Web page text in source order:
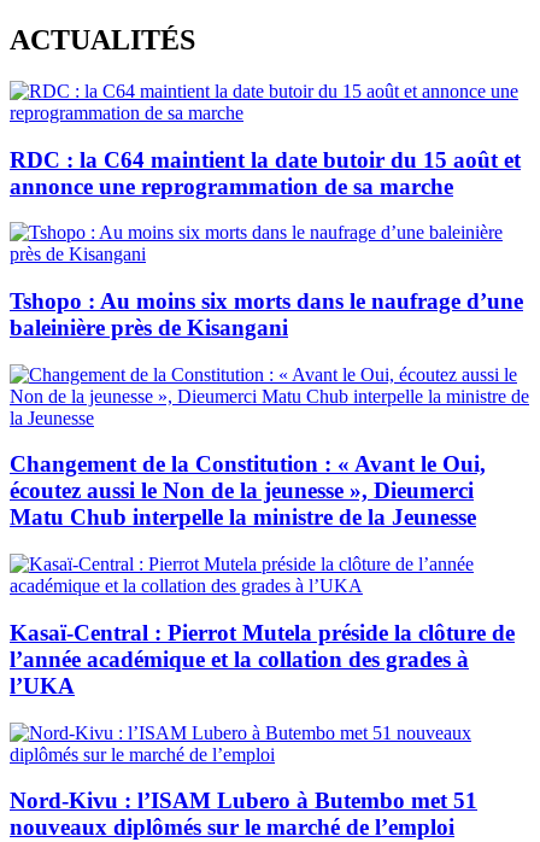
Skip
to
content
ACTUALITÉS
RDC : la C64 maintient la date butoir du 15 août et
annonce une reprogrammation de sa marche
Tshopo : Au moins six morts dans le naufrage d’une
baleinière près de Kisangani
Changement de la Constitution : « Avant le Oui,
écoutez aussi le Non de la jeunesse », Dieumerci
Matu Chub interpelle la ministre de la Jeunesse
Kasaï-Central : Pierrot Mutela préside la clôture de
l’année académique et la collation des grades à
l’UKA
Nord-Kivu : l’ISAM Lubero à Butembo met 51
nouveaux diplômés sur le marché de l’emploi